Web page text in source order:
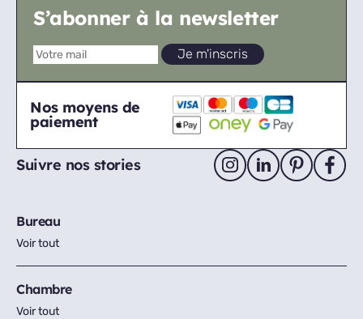
S’abonner à la newsletter
Nos moyens de
paiement
Suivre nos stories
Bureau
Voir tout
Chambre
Voir tout